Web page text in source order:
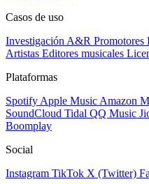
Casos de uso
Investigación A&R Promotores
Artistas Editores musicales
Plataformas
Spotify Apple Music Amazon
SoundCloud Tidal QQ Music
Boomplay
Social
Instagram TikTok X (Twitter)